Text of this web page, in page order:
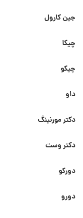
جین کارول
چیکا
چیکو
داو
دکتر مورنینگ
دکتر وست
دورکو
دورو